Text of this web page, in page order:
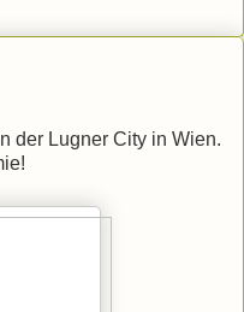
der Lugner City in Wien.